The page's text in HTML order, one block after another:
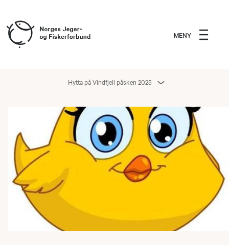
MENY
Hytta på Vindfjell påsken 2025